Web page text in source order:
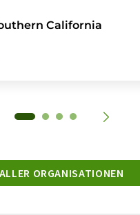
California
ORGANISATIONEN